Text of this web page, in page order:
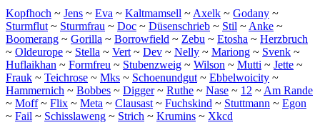
Kopfhoch ~ Jens ~ Eva ~ Kaltmamsell ~ Axelk ~ Godany ~
Sturmflut ~ Sturmfrau ~ Doc ~ Düsenschrieb ~ Stil ~ Anke ~
Boomerang ~ Gorilla ~ Borrowfield ~ Zebu ~ Etosha ~ Herzbruch
~ Oldeurope ~ Stella ~ Vert ~ Dev ~ Nelly ~ Mariong ~ Svenk ~
Huflaikhan ~ Formfreu ~ Stubenzweig ~ Wilson ~ Mutti ~ Jette ~
Frauk ~ Teichrose ~ Mks ~ Schoenundgut ~ Ebbelwoicity ~
Hammernich ~ Bobbes ~ Digger~ Ruthe ~ Nase ~ 12 ~ Am Rande
~ Moff~ Flix ~ Meta ~ Clausast ~ Fuchskind ~ Stuttmann ~ Egon
~ Fail ~ Schisslaweng ~ Strich ~ Krumins ~ Xkcd